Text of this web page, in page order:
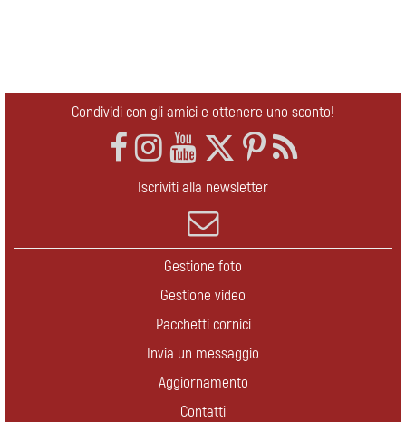
Condividi con gli amici e ottenere uno sconto!
Iscriviti alla newsletter
Gestione foto
Gestione video
Pacchetti cornici
Invia un messaggio
Aggiornamento
Contatti